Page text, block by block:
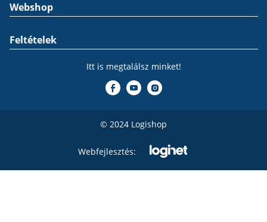
Webshop
Feltételek
Itt is megtalálsz minket!
© 2024 Logishop
Webfejlesztés: